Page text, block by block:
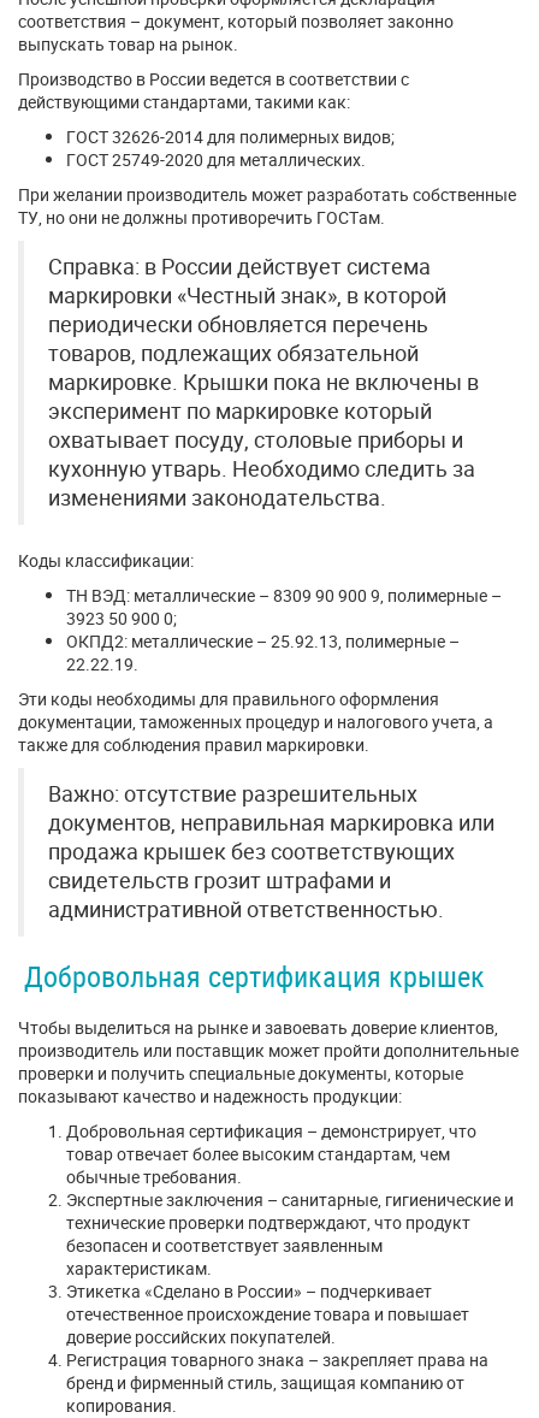
соответствия – документ, который позволяет законно
выпускать товар на рынок.
Производство в России ведется в соответствии с
действующими стандартами, такими как:
ГОСТ 32626-2014 для полимерных видов;
ГОСТ 25749-2020 для металлических.
При желании производитель может разработать собственные
ТУ, но они не должны противоречить ГОСТам.
Справка: в России действует система
маркировки «Честный знак», в которой
периодически обновляется перечень
товаров, подлежащих обязательной
маркировке. Крышки пока не включены в
эксперимент по маркировке который
охватывает посуду, столовые приборы и
кухонную утварь. Необходимо следить за
изменениями законодательства.
Коды классификации:
ТН ВЭД: металлические – 8309 90 900 9, полимерные –
3923 50 900 0;
ОКПД2: металлические – 25.92.13, полимерные –
22.22.19.
Эти коды необходимы для правильного оформления
документации, таможенных процедур и налогового учета, а
также для соблюдения правил маркировки.
Важно: отсутствие разрешительных
документов, неправильная маркировка или
продажа крышек без соответствующих
свидетельств грозит штрафами и
административной ответственностью.
Добровольная сертификация крышек
Чтобы выделиться на рынке и завоевать доверие клиентов,
производитель или поставщик может пройти дополнительные
проверки и получить специальные документы, которые
показывают качество и надежность продукции:
Добровольная сертификация – демонстрирует, что
товар отвечает более высоким стандартам, чем
обычные требования.
Экспертные заключения – санитарные, гигиенические и
технические проверки подтверждают, что продукт
безопасен и соответствует заявленным
характеристикам.
Этикетка «Сделано в России» – подчеркивает
отечественное происхождение товара и повышает
доверие российских покупателей.
Регистрация товарного знака – закрепляет права на
бренд и фирменный стиль, защищая компанию от
копирования.